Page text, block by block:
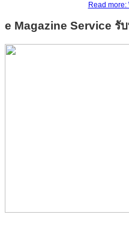
Read more:
e Magazine Service รั